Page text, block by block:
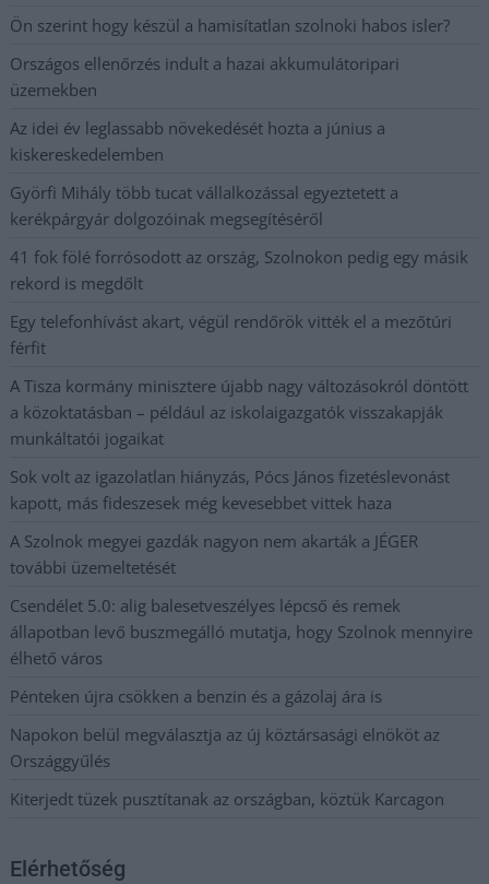
Ön szerint hogy készül a hamisítatlan szolnoki habos isler?
Országos ellenőrzés indult a hazai akkumulátoripari
üzemekben
Az idei év leglassabb növekedését hozta a június a
kiskereskedelemben
Györfi Mihály több tucat vállalkozással egyeztetett a
kerékpárgyár dolgozóinak megsegítéséről
41 fok fölé forrósodott az ország, Szolnokon pedig egy másik
rekord is megdőlt
Egy telefonhívást akart, végül rendőrök vitték el a mezőtúri
férfit
A Tisza kormány minisztere újabb nagy változásokról döntött
a közoktatásban – például az iskolaigazgatók visszakapják
munkáltatói jogaikat
Sok volt az igazolatlan hiányzás, Pócs János fizetéslevonást
kapott, más fideszesek még kevesebbet vittek haza
A Szolnok megyei gazdák nagyon nem akarták a JÉGER
további üzemeltetését
Csendélet 5.0: alig balesetveszélyes lépcső és remek
állapotban levő buszmegálló mutatja, hogy Szolnok mennyire
élhető város
Pénteken újra csökken a benzin és a gázolaj ára is
Napokon belül megválasztja az új köztársasági elnököt az
Országgyűlés
Kiterjedt tüzek pusztítanak az országban, köztük Karcagon
Elérhetőség